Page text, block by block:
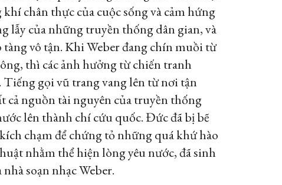
chân thực của cuộc sống và cảm hứng
lẫy của những truyền thống dân gian, và
vô tận. Khi Weber đang chín muồi từ
thì các ảnh hưởng từ chiến tranh
gọi vũ trang vang lên từ nơi tận
cả nguồn tài nguyên của truyền thống
lên thành chí cứu quốc. Đức đã bị bẽ
chạm để chứng tỏ những quá khứ hào
nhằm thể hiện lòng yêu nước, đã sinh
soạn nhạc Weber.